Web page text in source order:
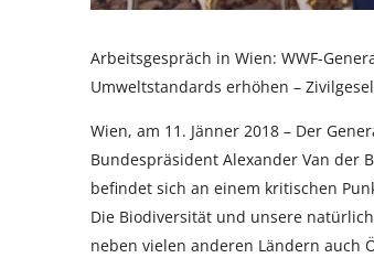
Arbeitsgespräch in Wien: WWF-
Umweltstandards erhöhen –
Wien, am 11. Jänner 2018 – Der
Bundespräsident Alexander Van der
befindet sich an einem kritischen
Die Biodiversität und unsere
neben vielen anderen Ländern auch